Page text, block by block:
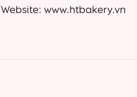
Website: www.htbakery.vn